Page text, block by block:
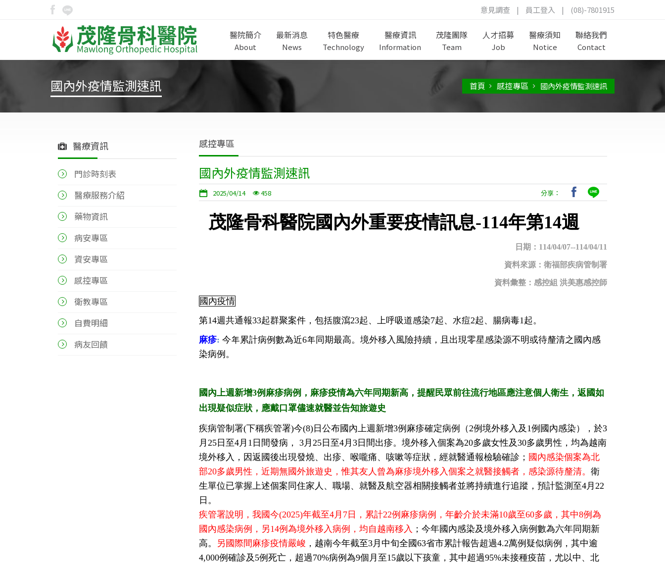
意見調查 | 員工登入 | (08)-7801915
醫院簡介
About
最新消息
News
特色醫療
Technology
醫療資訊
Information
茂隆團隊
Team
人才招募
Job
醫療須知
Notice
聯絡我們
Contact
國內外疫情監測速訊 首頁 感控專區 國內外疫情監測速訊
醫療資訊
門診時刻表
醫療服務介紹
藥物資訊
病安專區
資安專區
感控專區
衛教專區
自費明細
病友回饋
感控專區
國內外疫情監測速訊
2025/04/14 458 分享：
茂隆骨科醫院國內外重要疫情訊息-114年第14週
日期：114/04/07--114/04/11
資料來源：衛福部疾病管制署
資料彙整：感控組 洪美惠感控師
國內疫情
第14週共通報33起群聚案件，包括腹瀉23起、上呼吸道感染7起、水痘2起、腸病毒1起。
麻疹: 今年累計病例數為近6年同期最高。境外移入風險持續，且出現零星感染源不明或待釐清之國內感
染病例。
國內上週新增3例麻疹病例，麻疹疫情為六年同期新高，提醒民眾前往流行地區應注意個人衛生，返國如
出現疑似症狀，應戴口罩儘速就醫並告知旅遊史
疾病管制署(下稱疾管署)今(8)日公布國內上週新增3例麻疹確定病例（2例境外移入及1例國內感染），於3
月25日至4月1日間發病， 3月25日至4月3日間出疹。境外移入個案為20多歲女性及30多歲男性，均為越南
境外移入，因返國後出現發燒、出疹、喉嚨痛、咳嗽等症狀，經就醫通報檢驗確診； 國內感染個案為北
部20多歲男性，近期無國外旅遊史，惟其友人曾為麻疹境外移入個案之就醫接觸者，感染源待釐清。 衛
生單位已掌握上述個案同住家人、職場、就醫及航空器相關接觸者並將持續進行追蹤，預計監測至4月22
日。
疾管署說明，我國今(2025)年截至4月7日，累計22例麻疹病例，年齡介於未滿10歲至60多歲，其中8例為
國內感染病例，另14例為境外移入病例，均自越南移入 ；今年國內感染及境外移入病例數為六年同期新
高。 另國際間麻疹疫情嚴峻 ，越南今年截至3月中旬全國63省市累計報告超過4.2萬例疑似病例，其中逾
4,000例確診及5例死亡，超過70%病例為9個月至15歲以下孩童，其中超過95%未接種疫苗，尤以中、北